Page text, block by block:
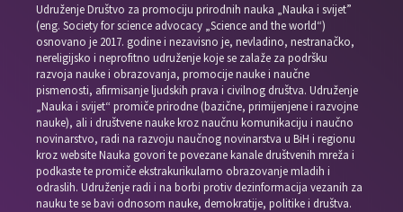
Udruženje Društvo za promociju prirodnih nauka „Nauka i svijet”
(eng. Society for science advocacy „Science and the world“)
osnovano je 2017. godine i nezavisno je, nevladino, nestranačko,
nereligijsko i neprofitno udruženje koje se zalaže za podršku
razvoja nauke i obrazovanja, promocije nauke i naučne
pismenosti, afirmisanje ljudskih prava i civilnog društva. Udruženje
„Nauka i svijet“ promiče prirodne (bazične, primijenjene i razvojne
nauke), ali i društvene nauke kroz naučnu komunikaciju i naučno
novinarstvo, radi na razvoju naučnog novinarstva u BiH i regionu
kroz website Nauka govori te povezane kanale društvenih mreža i
podkaste te promiče ekstrakurikularno obrazovanje mladih i
odraslih. Udruženje radi i na borbi protiv dezinformacija vezanih za
nauku te se bavi odnosom nauke, demokratije, politike i društva.